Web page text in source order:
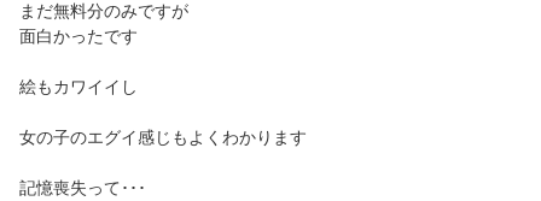
まだ無料分のみですが
面白かったです
絵もカワイイし
女の子のエグイ感じもよくわかります
記憶喪失って･･･